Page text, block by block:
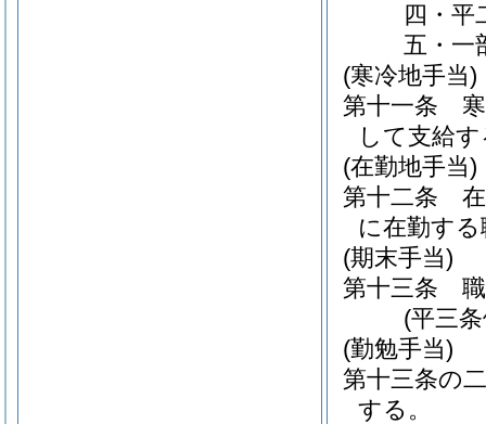
四・平
五・一
(寒冷地手当)
第十一条
して支給
(在勤地手当)
第十二条
に在勤す
(期末手当)
第十三条
(平三
(勤勉手当)
第十三条の二
する。